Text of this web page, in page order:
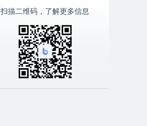
扫描二维码，了解更多信息